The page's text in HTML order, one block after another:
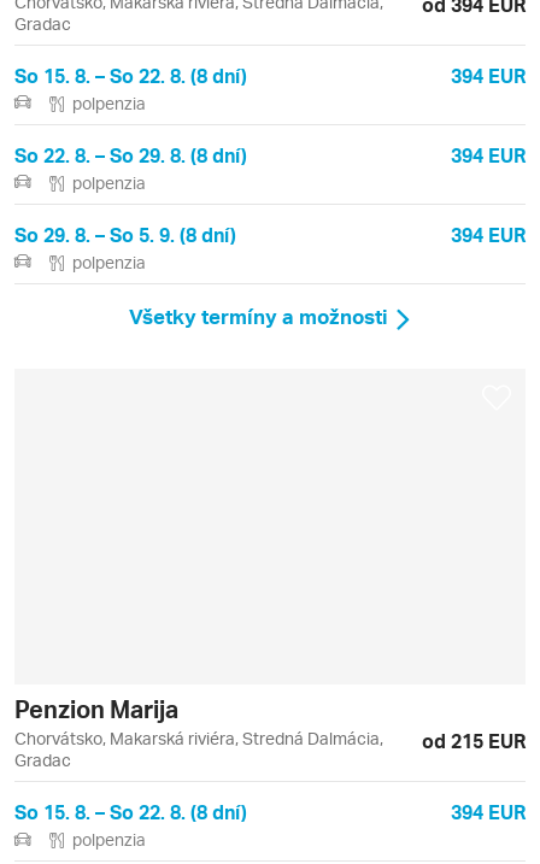
Gradac
So 15. 8. – So 22. 8. (8 dní) 394 EUR
polpenzia
So 22. 8. – So 29. 8. (8 dní) 394 EUR
polpenzia
So 29. 8. – So 5. 9. (8 dní) 394 EUR
polpenzia
Všetky termíny a možnosti
Penzion Marija
Chorvátsko, Makarská riviéra, Stredná Dalmácia,
Gradac
od 215 EUR
So 15. 8. – So 22. 8. (8 dní) 394 EUR
polpenzia